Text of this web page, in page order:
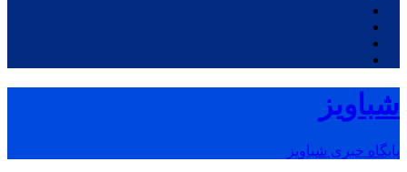
شباویز
پایگاه خبری شباویز